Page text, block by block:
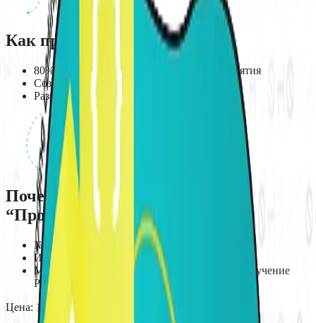
Как проходит курс
80% практики — пишем код с первого занятия
Создаем анимации и игры
Разрабатываем полезные приложения
Почему родители выбирают
“Программирование в Python”
№1 в рейтинге языков для начинающих
Используется в YouTube, Instagram,
Многие ученики продолжают углубленное изучение
Python
Цена: 155 р./мес.